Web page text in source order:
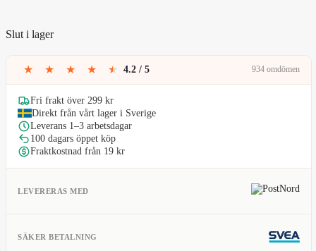
Slut i lager
★ ★ ★ ★ ★ 4.2 / 5 934 omdömen
Fri frakt över 299 kr
Direkt från vårt lager i Sverige
Leverans 1–3 arbetsdagar
100 dagars öppet köp
Fraktkostnad från 19 kr
LEVERERAS MED
SÄKER BETALNING